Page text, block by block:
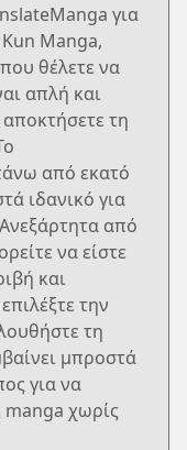
για
Manga,
θέλετε να
απλή και
τη
από εκατό
ιδανικό για
από
να είστε
και
την
τη
μπροστά
για να
χωρίς